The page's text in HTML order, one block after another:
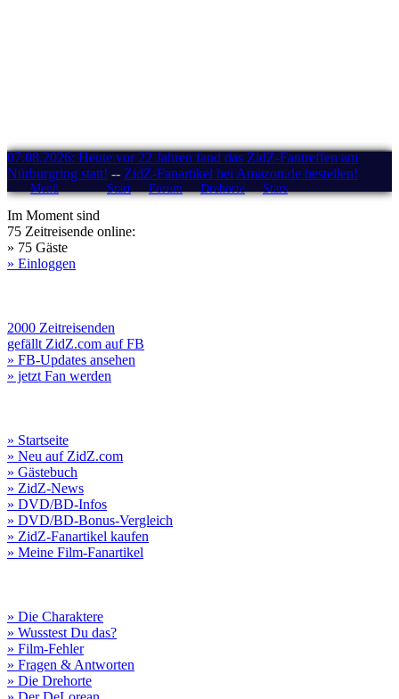
07.08.2026: Heute vor 22 Jahren fand das ZidZ-Fantreffen am
Nürburgring statt! -- ZidZ-Fanartikel bei Amazon.de bestellen!
Menü Start Forum Drehorte Stars
Im Moment sind
75 Zeitreisende online:
» 75 Gäste
» Einloggen
2000 Zeitreisenden
gefällt ZidZ.com auf FB
» FB-Updates ansehen
» jetzt Fan werden
» Startseite
» Neu auf ZidZ.com
» Gästebuch
» ZidZ-News
» DVD/BD-Infos
» DVD/BD-Bonus-Vergleich
» ZidZ-Fanartikel kaufen
» Meine Film-Fanartikel
» Die Charaktere
» Wusstest Du das?
» Film-Fehler
» Fragen & Antworten
» Die Drehorte